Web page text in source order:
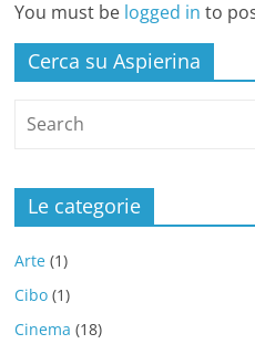
You must be logged in to
Cerca su Aspierina
Le categorie
Arte (1)
Cibo (1)
Cinema (18)